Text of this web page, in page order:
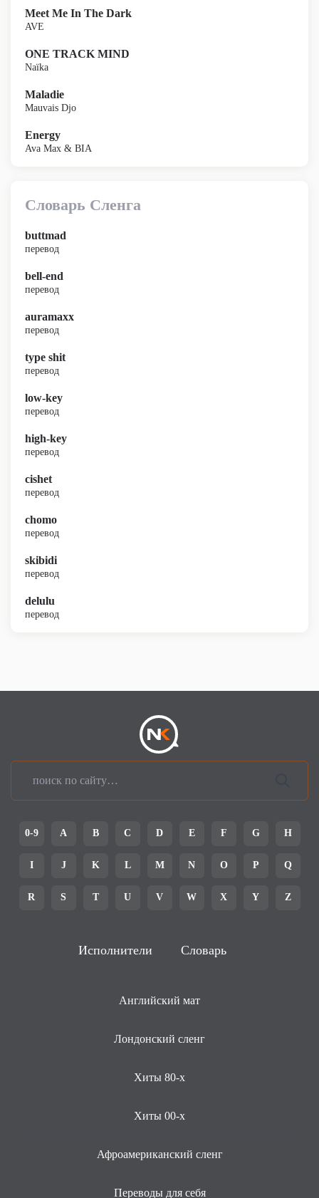
Meet Me In The Dark
AVE
ONE TRACK MIND
Naïka
Maladie
Mauvais Djo
Energy
Ava Max & BIA
Словарь Сленга
buttmad
перевод
bell-end
перевод
auramaxx
перевод
type shit
перевод
low-key
перевод
high-key
перевод
cishet
перевод
chomo
перевод
skibidi
перевод
delulu
перевод
0-9 A B C D E F G H
I J K L M N O P Q
R S T U V W X Y Z
Исполнители Словарь
Английский мат
Лондонский сленг
Хиты 80-х
Хиты 00-х
Афроамериканский сленг
Переводы для себя